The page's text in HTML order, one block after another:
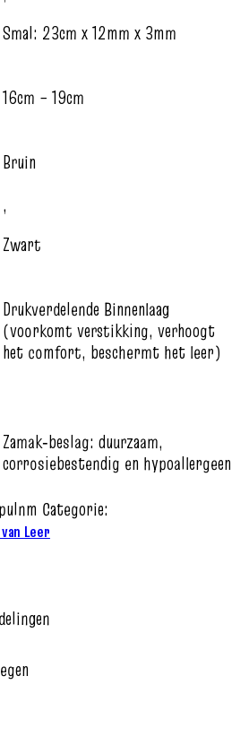
Smal: 23cm x 12mm x 3mm
16cm – 19cm
Bruin
,
Zwart
Drukverdelende Binnenlaag
(voorkomt verstikking, verhoogt
het comfort, beschermt het leer)
Zamak‑beslag: duurzaam,
corrosiebestendig en hypoallergeen
Categorie:
Leer